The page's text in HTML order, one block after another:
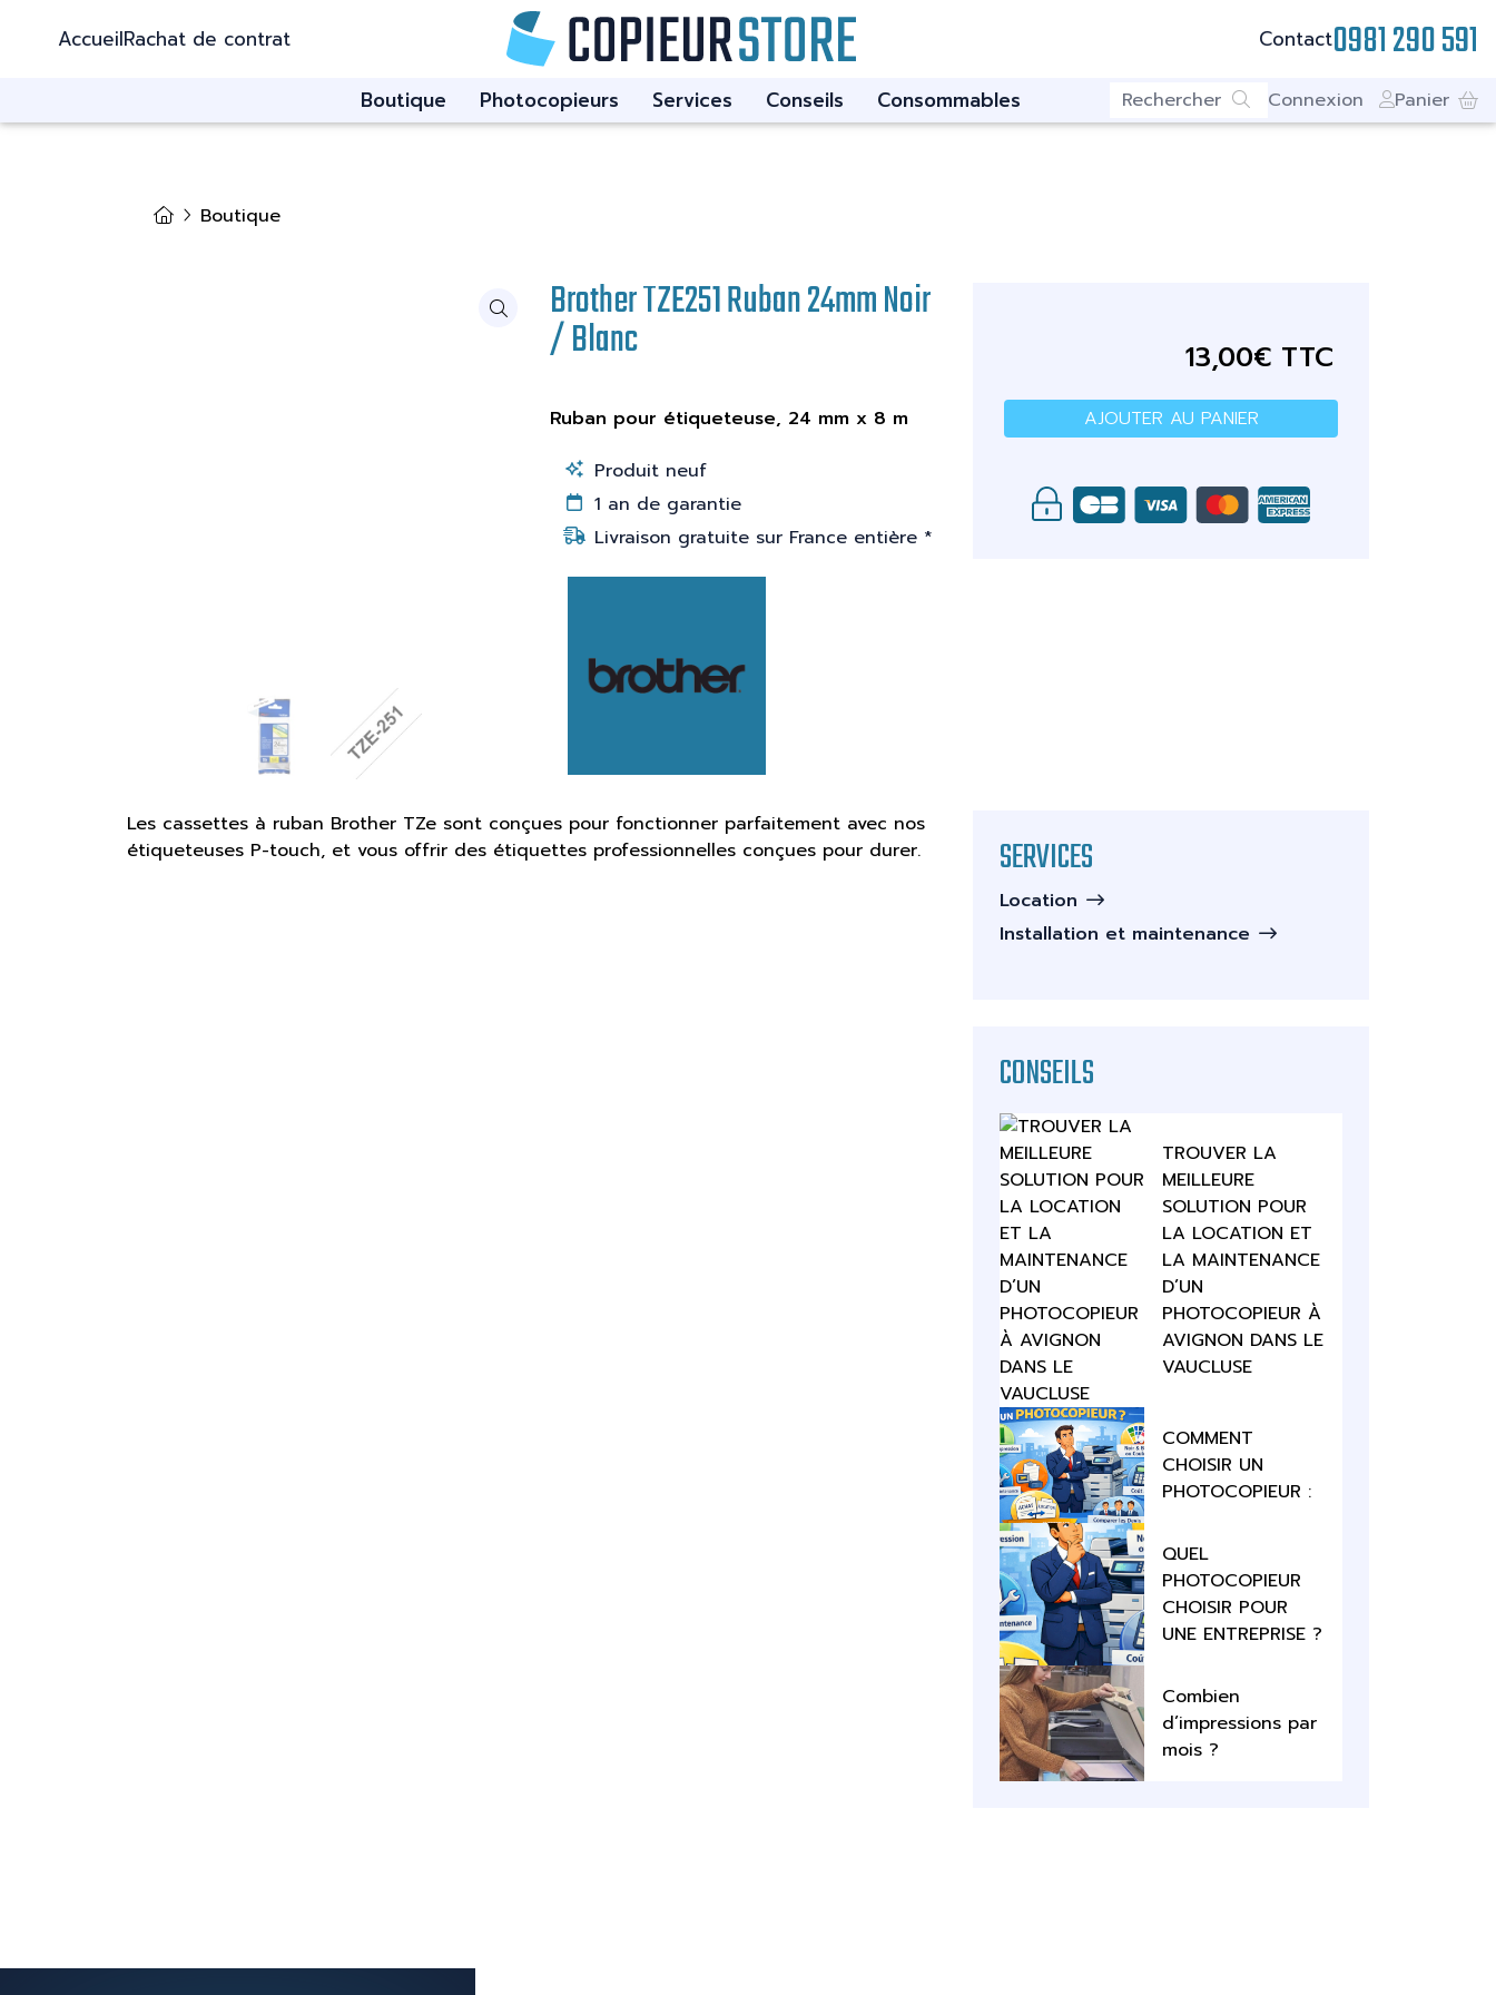
AccueilRachat de contrat
Boutique Photocopieurs Services Conseils Consommables
Contact0981 290 591
Connexion Panier
Boutique
Brother TZE251 Ruban 24mm Noir
/ Blanc
Ruban pour étiqueteuse, 24 mm x 8 m
Produit neuf
1 an de garantie
Livraison gratuite sur France entière *
13,00€ TTC
AJOUTER AU PANIER
Les cassettes à ruban Brother TZe sont conçues pour fonctionner parfaitement avec nos
étiqueteuses P-touch, et vous offrir des étiquettes professionnelles conçues pour durer.
SERVICES
Location
Installation et maintenance
CONSEILS
TROUVER LA
MEILLEURE
SOLUTION POUR
LA LOCATION ET
LA MAINTENANCE
D’UN
PHOTOCOPIEUR À
AVIGNON DANS LE
VAUCLUSE
COMMENT
CHOISIR UN
PHOTOCOPIEUR :
QUEL
PHOTOCOPIEUR
CHOISIR POUR
UNE ENTREPRISE ?
Combien
d’impressions par
mois ?